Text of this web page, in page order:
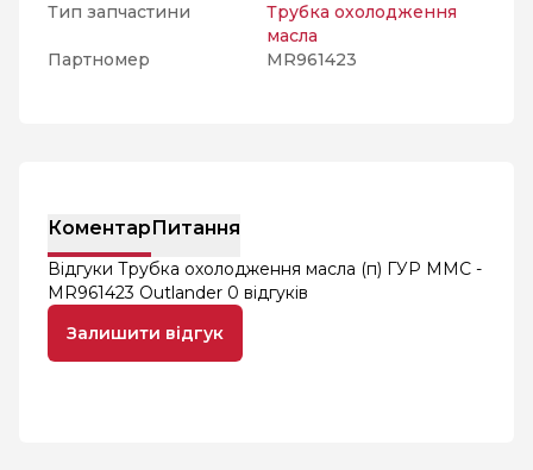
Тип запчастини
Трубка охолодження
масла
Партномер
MR961423
КоментарПитання
Відгуки Трубка охолодження масла (п) ГУР MMC -
MR961423 Outlander 0 відгуків
Залишити відгук